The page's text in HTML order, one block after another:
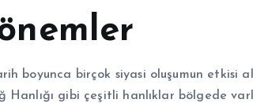
boyunca birçok siyasi oluşumun etkisi
Hanlığı gibi çeşitli hanlıklar bölgede